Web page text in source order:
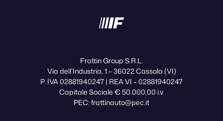
Frattin Group S.R.L.
Via dell’Industria, 1 – 36022 Cassola (VI)
P. IVA 02881940247 | REA VI – 02881940247
Capitale Sociale € 50.000,00 i.v.
PEC: frattinauto@pec.it